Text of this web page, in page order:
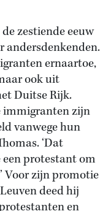
zestiende eeuw
andersdenkenden.
ernaartoe,
ook uit
Duitse Rijk.
immigranten zijn
vanwege hun
‘Dat
protestant om
Voor zijn promotie
deed hij
en